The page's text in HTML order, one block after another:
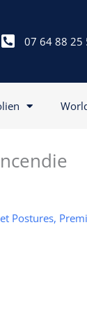
07 64 88 25
Postures,